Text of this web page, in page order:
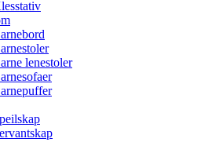
lenestoler